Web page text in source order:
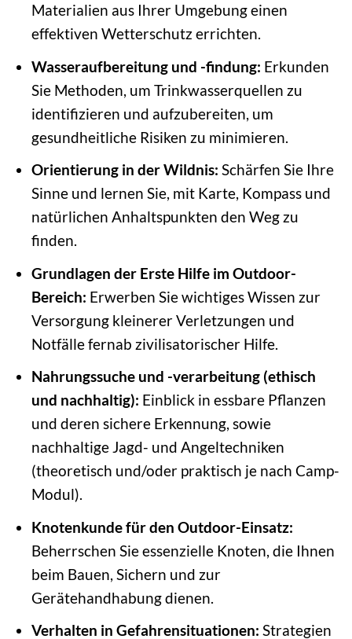
Materialien aus Ihrer Umgebung einen
effektiven Wetterschutz errichten.
Wasseraufbereitung und -findung: Erkunden
Sie Methoden, um Trinkwasserquellen zu
identifizieren und aufzubereiten, um
gesundheitliche Risiken zu minimieren.
Orientierung in der Wildnis: Schärfen Sie Ihre
Sinne und lernen Sie, mit Karte, Kompass und
natürlichen Anhaltspunkten den Weg zu
finden.
Grundlagen der Erste Hilfe im Outdoor-
Bereich: Erwerben Sie wichtiges Wissen zur
Versorgung kleinerer Verletzungen und
Notfälle fernab zivilisatorischer Hilfe.
Nahrungssuche und -verarbeitung (ethisch
und nachhaltig): Einblick in essbare Pflanzen
und deren sichere Erkennung, sowie
nachhaltige Jagd- und Angeltechniken
(theoretisch und/oder praktisch je nach Camp-
Modul).
Knotenkunde für den Outdoor-Einsatz:
Beherrschen Sie essenzielle Knoten, die Ihnen
beim Bauen, Sichern und zur
Gerätehandhabung dienen.
Verhalten in Gefahrensituationen: Strategien